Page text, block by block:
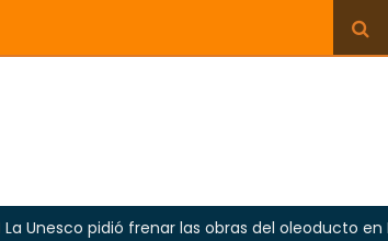
pidió frenar las obras del oleoducto en Punta